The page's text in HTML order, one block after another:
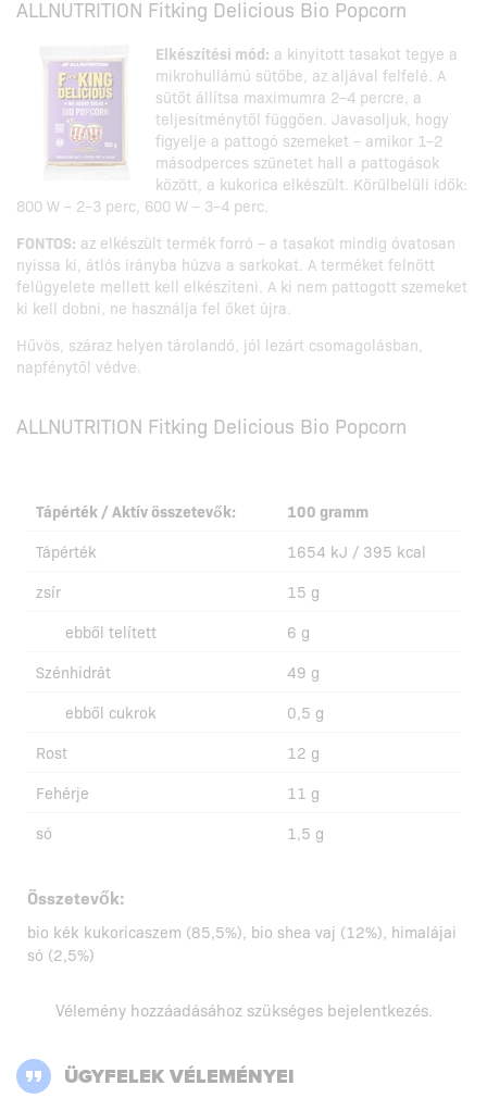
ALLNUTRITION Fitking Delicious Bio Popcorn
Elkészítési mód: a kinyitott tasakot tegye a
mikrohullámú sütőbe, az aljával felfelé. A
sütőt állítsa maximumra 2–4 percre, a
teljesítménytől függően. Javasoljuk, hogy
figyelje a pattogó szemeket – amikor 1–2
másodperces szünetet hall a pattogások
között, a kukorica elkészült. Körülbelüli idők:
800 W – 2–3 perc, 600 W – 3–4 perc.
FONTOS: az elkészült termék forró – a tasakot mindig óvatosan
nyissa ki, átlós irányba húzva a sarkokat. A terméket felnőtt
felügyelete mellett kell elkészíteni. A ki nem pattogott szemeket
ki kell dobni, ne használja fel őket újra.
Hűvös, száraz helyen tárolandó, jól lezárt csomagolásban,
napfénytől védve.
ALLNUTRITION Fitking Delicious Bio Popcorn
Tápérték / Aktív összetevők:
100 gramm
Tápérték
1654 kJ / 395 kcal
zsír
15 g
ebből telített
6 g
Szénhidrát
49 g
ebből cukrok
0,5 g
Rost
12 g
Fehérje
11 g
só
1,5 g
Összetevők:
bio kék kukoricaszem (85,5%), bio shea vaj (12%), himalájai
só (2,5%)
Vélemény hozzáadásához szükséges bejelentkezés.
ÜGYFELEK VÉLEMÉNYEI